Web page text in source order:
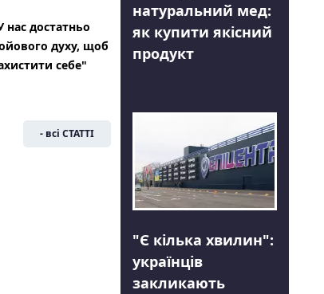
нас достатньо
духу, щоб
себе"
- всі СТАТТІ
натуральний мед:
як купити якісний
продукт
"Є кілька хвилин":
українців
закликають